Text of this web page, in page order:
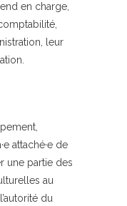
en charge,
leur
attaché·e de
une partie des
au
du